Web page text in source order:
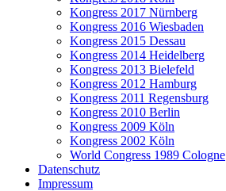
Kongress 2017 Nürnberg
Kongress 2016 Wiesbaden
Kongress 2015 Dessau
Kongress 2014 Heidelberg
Kongress 2013 Bielefeld
Kongress 2012 Hamburg
Kongress 2011 Regensburg
Kongress 2010 Berlin
Kongress 2009 Köln
Kongress 2002 Köln
World Congress 1989 Cologne
Datenschutz
Impressum